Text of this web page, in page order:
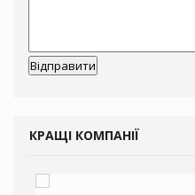
КРАЩІ КОМПАНІЇ